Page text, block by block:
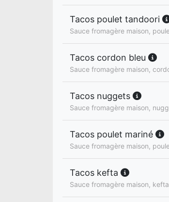
Tacos poulet tandoori
Sauce fromagère maison,
Tacos cordon bleu
Sauce fromagère maison,
Tacos nuggets
Sauce fromagère maison,
Tacos poulet mariné
Sauce fromagère maison,
Tacos kefta
Sauce fromagère maison, kefta